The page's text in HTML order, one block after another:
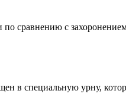
сравнению с
в специальную урну,